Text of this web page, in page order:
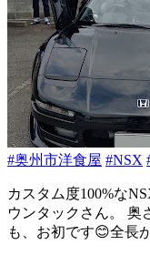
#奥州市洋食屋 #NSX
カスタム度100%な
ウンタックさん。 奥
も、お初です😊全長